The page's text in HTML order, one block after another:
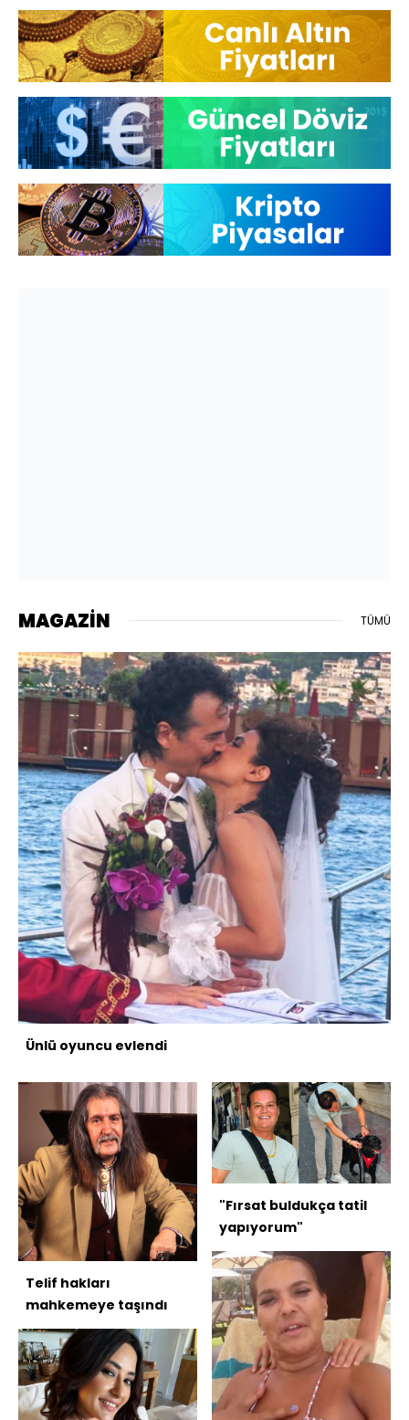
Dünyasını Keşfedin
MAGAZİN TÜMÜ
Ünlü oyuncu evlendi
Telif hakları
mahkemeye taşındı
"Fırsat buldukça tatil
yapıyorum"